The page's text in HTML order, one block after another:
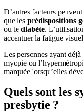
D’autres facteurs
que les prédispositions
ou le diabète.
accentuer la fatigue
Les personnes ayant
myopie ou
marquée lorsqu’elles
Quels sont les
presbytie ?